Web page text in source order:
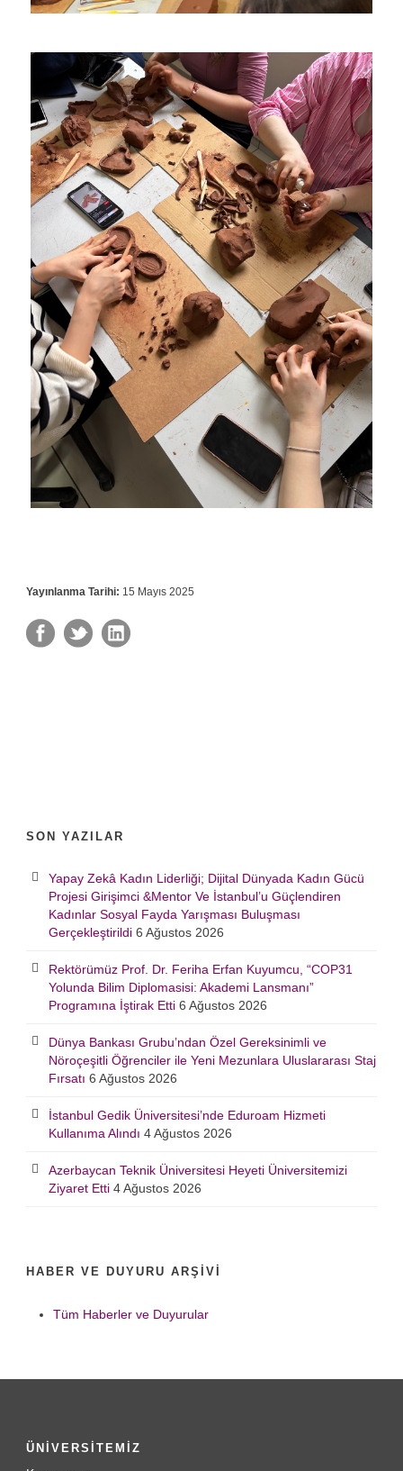
Yayınlanma Tarihi: 15 Mayıs 2025
SON YAZILAR
Yapay Zekâ Kadın Liderliği; Dijital Dünyada Kadın Gücü
Projesi Girişimci &Mentor Ve İstanbul’u Güçlendiren
Kadınlar Sosyal Fayda Yarışması Buluşması
Gerçekleştirildi 6 Ağustos 2026
Rektörümüz Prof. Dr. Feriha Erfan Kuyumcu, “COP31
Yolunda Bilim Diplomasisi: Akademi Lansmanı”
Programına İştirak Etti 6 Ağustos 2026
Dünya Bankası Grubu’ndan Özel Gereksinimli ve
Nöroçeşitli Öğrenciler ile Yeni Mezunlara Uluslararası Staj
Fırsatı 6 Ağustos 2026
İstanbul Gedik Üniversitesi’nde Eduroam Hizmeti
Kullanıma Alındı 4 Ağustos 2026
Azerbaycan Teknik Üniversitesi Heyeti Üniversitemizi
Ziyaret Etti 4 Ağustos 2026
HABER VE DUYURU ARŞIVI
Tüm Haberler ve Duyurular
ÜNİVERSİTEMİZ